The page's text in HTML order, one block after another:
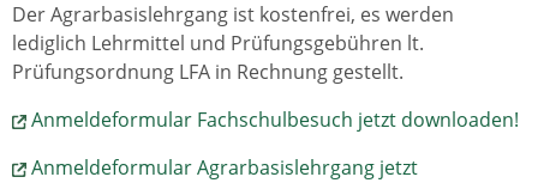
Der Agrarbasislehrgang ist kostenfrei, es werden
lediglich Lehrmittel und Prüfungsgebühren lt.
Prüfungsordnung LFA in Rechnung gestellt.
Anmeldeformular Fachschulbesuch jetzt downloaden!
Anmeldeformular Agrarbasislehrgang jetzt